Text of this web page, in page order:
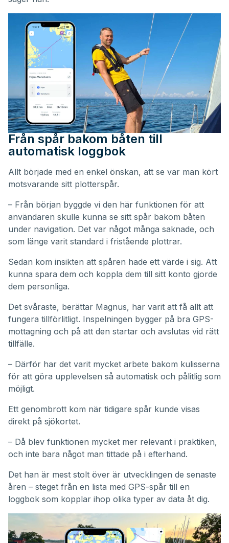
Från spår bakom båten till
automatisk loggbok
Allt började med en enkel önskan, att se var man kört
motsvarande sitt plotterspår.
– Från början byggde vi den här funktionen för att
användaren skulle kunna se sitt spår bakom båten
under navigation. Det var något många saknade, och
som länge varit standard i fristående plottrar.
Sedan kom insikten att spåren hade ett värde i sig. Att
kunna spara dem och koppla dem till sitt konto gjorde
dem personliga.
Det svåraste, berättar Magnus, har varit att få allt att
fungera tillförlitligt. Inspelningen bygger på bra GPS-
mottagning och på att den startar och avslutas vid rätt
tillfälle.
– Därför har det varit mycket arbete bakom kulisserna
för att göra upplevelsen så automatisk och pålitlig som
möjligt.
Ett genombrott kom när tidigare spår kunde visas
direkt på sjökortet.
– Då blev funktionen mycket mer relevant i praktiken,
och inte bara något man tittade på i efterhand.
Det han är mest stolt över är utvecklingen de senaste
åren – steget från en lista med GPS-spår till en
loggbok som kopplar ihop olika typer av data åt dig.